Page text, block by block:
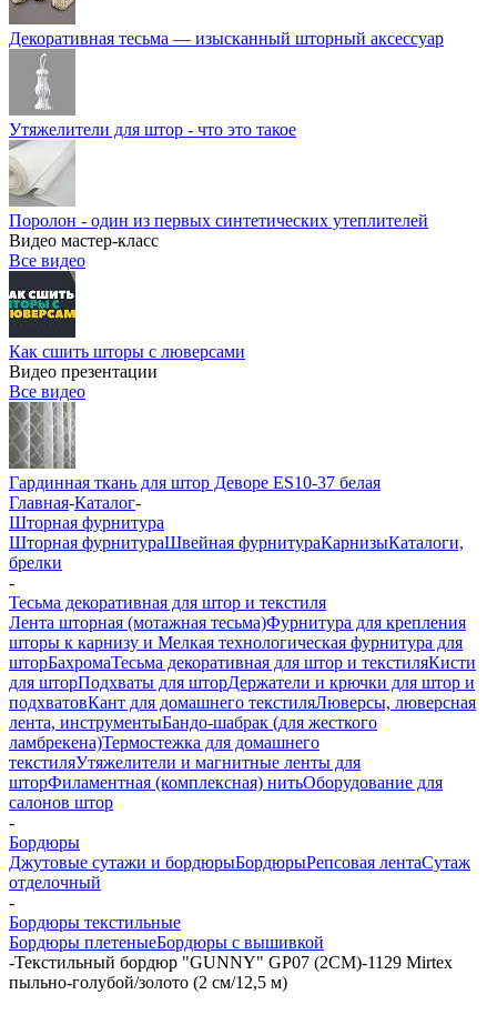
Декоративная тесьма — изысканный шторный аксессуар
Утяжелители для штор - что это такое
Поролон - один из первых синтетических утеплителей
Видео мастер-класс
Все видео
Как сшить шторы с люверсами
Видео презентации
Все видео
Гардинная ткань для штор Деворе ES10-37 белая
Главная-Каталог-
Шторная фурнитура
Шторная фурнитураШвейная фурнитураКарнизыКаталоги,
брелки
-
Тесьма декоративная для штор и текстиля
Лента шторная (мотажная тесьма)Фурнитура для крепления
шторы к карнизу и Мелкая технологическая фурнитура для
шторБахромаТесьма декоративная для штор и текстиляКисти
для шторПодхваты для шторДержатели и крючки для штор и
подхватовКант для домашнего текстиляЛюверсы, люверсная
лента, инструментыБандо-шабрак (для жесткого
ламбрекена)Термостежка для домашнего
текстиляУтяжелители и магнитные ленты для
шторФиламентная (комплексная) нитьОборудование для
салонов штор
-
Бордюры
Джутовые сутажи и бордюрыБордюрыРепсовая лентаСутаж
отделочный
-
Бордюры текстильные
Бордюры плетеныеБордюры с вышивкой
-Текстильный бордюр "GUNNY" GP07 (2CM)-1129 Mirtex
пыльно-голубой/золото (2 см/12,5 м)